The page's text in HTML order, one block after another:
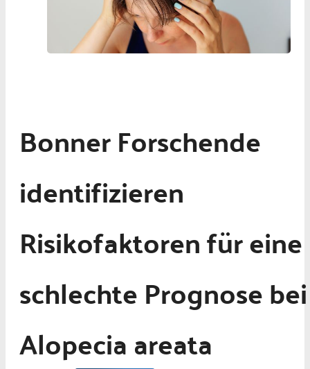
Bonner Forschende
identifizieren
Risikofaktoren für eine
schlechte Prognose bei
Alopecia areata